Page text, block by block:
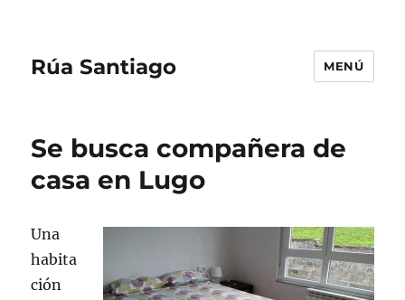
Rúa Santiago MENÚ
Se busca compañera de
casa en Lugo
Una
habita
ción